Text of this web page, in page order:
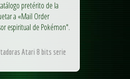
pretérito de la
a «Mail Order
espiritual de Pokémon".
Atari 8 bits serie